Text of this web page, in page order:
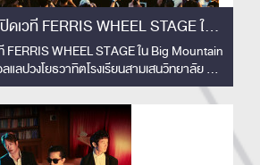
เวที FERRIS WHEEL STAGE ใน
ด้วยโชว์สุดพิเศษ!!
FERRIS WHEEL STAGE ใน Big Mountain
ลปวงโยธวาทิตโรงเรียนสามเสนวิทยาลัย 33
ต สร้างโมเมนต์ทัชใจผู้ชม